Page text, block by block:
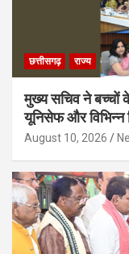
छत्तीसगढ़ राज्य
मुख्य सचिव ने बच्चों
यूनिसेफ और विभिन्न
August 10, 2026